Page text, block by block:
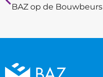
BAZ op de Bouwbeurs